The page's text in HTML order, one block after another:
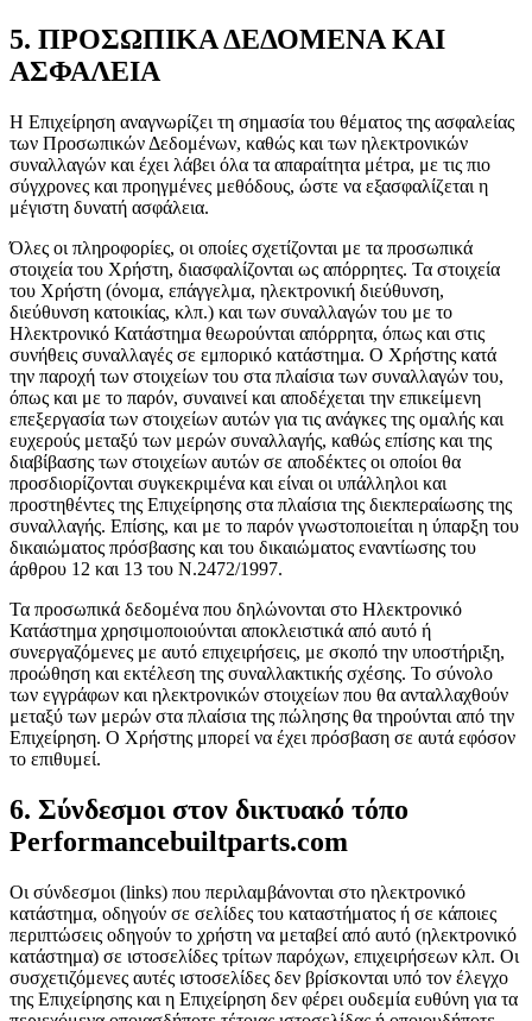
5. ΠΡΟΣΩΠΙΚΑ ΔΕΔΟΜΕΝΑ ΚΑΙ
ΑΣΦΑΛΕΙΑ
Η Επιχείρηση αναγνωρίζει τη σημασία του θέματος της ασφαλείας
των Προσωπικών Δεδομένων, καθώς και των ηλεκτρονικών
συναλλαγών και έχει λάβει όλα τα απαραίτητα μέτρα, με τις πιο
σύγχρονες και προηγμένες μεθόδους, ώστε να εξασφαλίζεται η
μέγιστη δυνατή ασφάλεια.
Όλες οι πληροφορίες, οι οποίες σχετίζονται με τα προσωπικά
στοιχεία του Χρήστη, διασφαλίζονται ως απόρρητες. Τα στοιχεία
του Χρήστη (όνομα, επάγγελμα, ηλεκτρονική διεύθυνση,
διεύθυνση κατοικίας, κλπ.) και των συναλλαγών του με το
Ηλεκτρονικό Κατάστημα θεωρούνται απόρρητα, όπως και στις
συνήθεις συναλλαγές σε εμπορικό κατάστημα. Ο Χρήστης κατά
την παροχή των στοιχείων του στα πλαίσια των συναλλαγών του,
όπως και με το παρόν, συναινεί και αποδέχεται την επικείμενη
επεξεργασία των στοιχείων αυτών για τις ανάγκες της ομαλής και
ευχερούς μεταξύ των μερών συναλλαγής, καθώς επίσης και της
διαβίβασης των στοιχείων αυτών σε αποδέκτες οι οποίοι θα
προσδιορίζονται συγκεκριμένα και είναι οι υπάλληλοι και
προστηθέντες της Επιχείρησης στα πλαίσια της διεκπεραίωσης της
συναλλαγής. Επίσης, και με το παρόν γνωστοποιείται η ύπαρξη του
δικαιώματος πρόσβασης και του δικαιώματος εναντίωσης του
άρθρου 12 και 13 του Ν.2472/1997.
Τα προσωπικά δεδομένα που δηλώνονται στο Ηλεκτρονικό
Κατάστημα χρησιμοποιούνται αποκλειστικά από αυτό ή
συνεργαζόμενες με αυτό επιχειρήσεις, με σκοπό την υποστήριξη,
προώθηση και εκτέλεση της συναλλακτικής σχέσης. Το σύνολο
των εγγράφων και ηλεκτρονικών στοιχείων που θα ανταλλαχθούν
μεταξύ των μερών στα πλαίσια της πώλησης θα τηρούνται από την
Επιχείρηση. Ο Χρήστης μπορεί να έχει πρόσβαση σε αυτά εφόσον
το επιθυμεί.
6. Σύνδεσμοι στον δικτυακό τόπο
Performancebuiltparts.com
Οι σύνδεσμοι (links) που περιλαμβάνονται στο ηλεκτρονικό
κατάστημα, οδηγούν σε σελίδες του καταστήματος ή σε κάποιες
περιπτώσεις οδηγούν το χρήστη να μεταβεί από αυτό (ηλεκτρονικό
κατάστημα) σε ιστοσελίδες τρίτων παρόχων, επιχειρήσεων κλπ. Οι
συσχετιζόμενες αυτές ιστοσελίδες δεν βρίσκονται υπό τον έλεγχο
της Επιχείρησης και η Επιχείρηση δεν φέρει ουδεμία ευθύνη για τα